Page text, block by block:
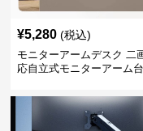
¥5,280 (税込)
モニターアームデスク 二
応自立式モニターアーム